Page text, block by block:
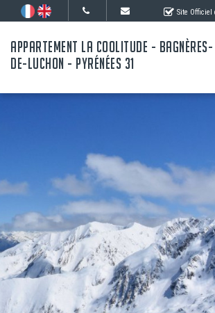
Site Officiel
APPARTEMENT LA COOLITUDE - BAGNÈRES-
DE-LUCHON - PYRÉNÉES 31